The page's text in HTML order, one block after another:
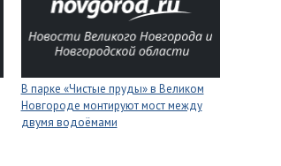
В парке «Чистые пруды» в Великом
Новгороде монтируют мост между
двумя водоёмами